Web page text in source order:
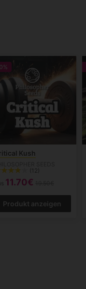
Kush
(12)
11.70€
Produkt anzeigen